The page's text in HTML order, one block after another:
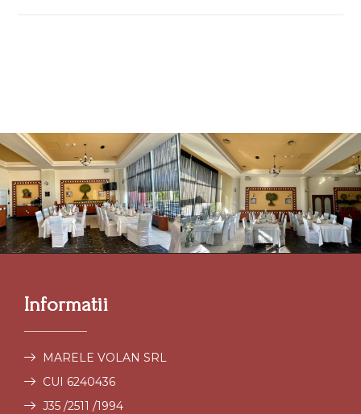
Informatii
MARELE VOLAN SRL
CUI 6240436
J35 /2511 /1994